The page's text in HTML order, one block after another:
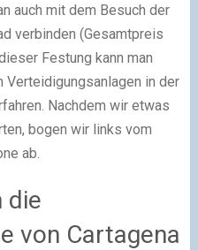
auch mit dem Besuch der
verbinden (Gesamtpreis
Festung kann man
Verteidigungsanlagen in der
Nachdem wir etwas
bogen wir links vom
ab.
die
von Cartagena